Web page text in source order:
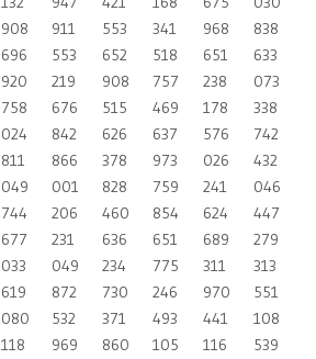
908 911 553 341 968
838
696 553 652 518 651
633
920 219 908 757 238
073
758 676 515 469 178
338
024 842 626 637 576
742
811 866 378 973 026
432
049 001 828 759 241
046
744 206 460 854 624
447
677 231 636 651 689
279
033 049 234 775 311
313
619 872 730 246 970
551
080 532 371 493 441
108
118 969 860 105 116
539